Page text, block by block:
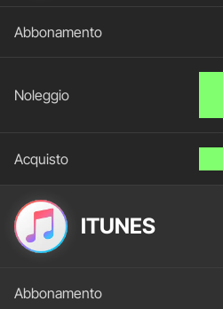
ITUNES